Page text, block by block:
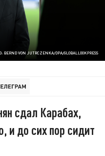
BERND VON JUTRCZENKA/DPA/GLOBALLOOKPRESS
сдал Карабах,
и до сих пор сидит